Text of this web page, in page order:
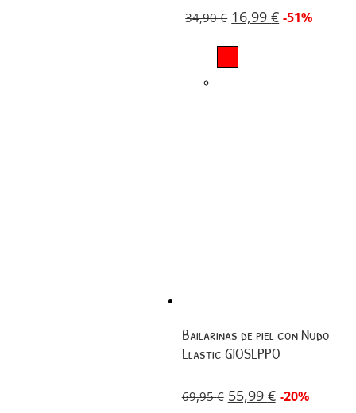
34,90€ 16,99€ -51%
Bailarinas de piel con Nudo
Elastic GIOSEPPO
69,95€ 55,99 € -20%